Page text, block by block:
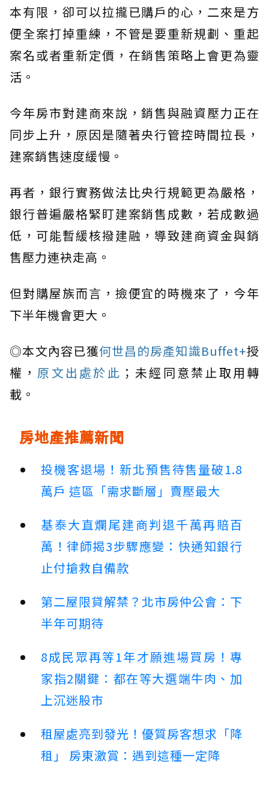
本有限，卻可以拉攏已購戶的心，二來是方
便全案打掉重練，不管是要重新規劃、重起
案名或者重新定價，在銷售策略上會更為靈
活。
今年房市對建商來說，銷售與融資壓力正在
同步上升，原因是隨著央行管控時間拉長，
建案銷售速度緩慢。
再者，銀行實務做法比央行規範更為嚴格，
銀行普遍嚴格緊盯建案銷售成數，若成數過
低，可能暫緩核撥建融，導致建商資金與銷
售壓力連袂走高。
但對購屋族而言，撿便宜的時機來了，今年
下半年機會更大。
◎本文內容已獲何世昌的房產知識Buffet+授
權， 原文出處於此 ；未經同意禁止取用轉
載。
房地產推薦新聞
投機客退場！新北預售待售量破1.8
萬戶 這區「需求斷層」賣壓最大
基泰大直爛尾建商判退千萬再賠百
萬！律師揭3步驟應變：快通知銀行
止付搶救自備款
第二屋限貸解禁？北市房仲公會：下
半年可期待
8成民眾再等1年才願進場買房！專
家指2關鍵：都在等大選端牛肉、加
上沉迷股市
租屋處亮到發光！優質房客想求「降
租」 房東激賞：遇到這種一定降